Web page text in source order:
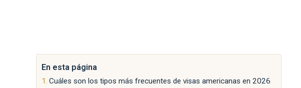
En esta página
Cuáles son los tipos más frecuentes de visas americanas en 2026